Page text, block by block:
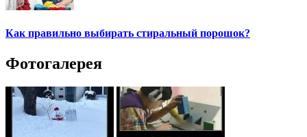
Как правильно выбирать стиральный порошок?
Фотогалерея